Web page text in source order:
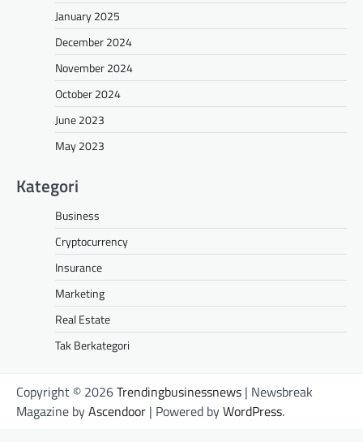
January 2025
December 2024
November 2024
October 2024
June 2023
May 2023
Kategori
Business
Cryptocurrency
Insurance
Marketing
Real Estate
Tak Berkategori
Copyright © 2026Trendingbusinessnews | Newsbreak
Magazine byAscendoor | Powered byWordPress.